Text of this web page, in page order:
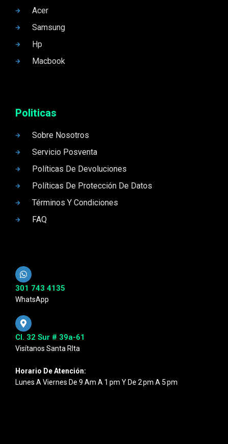
Acer
Samsung
Hp
Macbook
Politicas
Sobre Nosotros
Servicio Posventa
Políticas De Devoluciones
Políticas De Protección De Datos
Términos Y Condiciones
FAQ
301 743 4135
WhatsApp
Cl. 32 Sur # 39a-61
Visítanos Santa RIta
Horario De Atención:
Lunes A Viernes De 9 Am A 1 Pm Y De 2 Pm A 5 Pm